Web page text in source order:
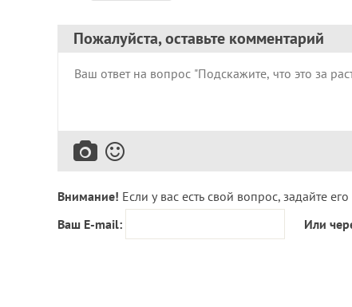
Пожалуйста, оставьте комментарий
Внимание! Если у вас есть свой вопрос, задайте
Ваш E-mail: Или